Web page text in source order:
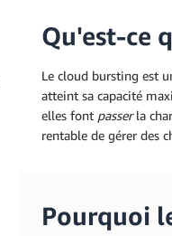
Qu'est-ce
Le cloud bursting est
atteint sa capacité
elles font passerla
rentable de gérer des
Pourquoi